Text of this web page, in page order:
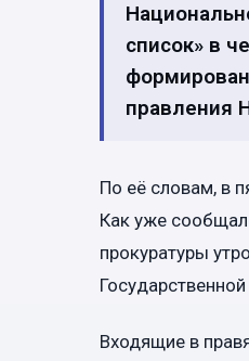
список» в
правления
По её словам, в
Как уже
прокуратуры
Входящие в